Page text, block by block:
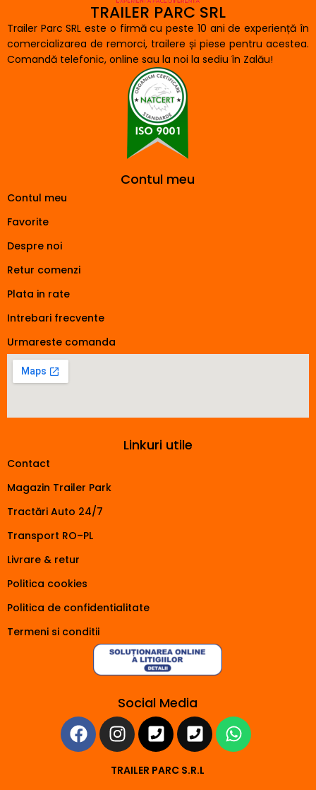
TRAILER PARC SRL
Trailer Parc SRL este o firmă cu peste 10 ani de experiență în
comercializarea de remorci, trailere și piese pentru acestea.
Comandă telefonic, online sau la noi la sediu în Zalău!
Contul meu
Contul meu
Favorite
Despre noi
Retur comenzi
Plata in rate
Intrebari frecvente
Urmareste comanda
Linkuri utile
Contact
Magazin Trailer Park
Tractări Auto 24/7
Transport RO–PL
Livrare & retur
Politica cookies
Politica de confidentialitate
Termeni si conditii
Social Media
TRAILER PARC S.R.L